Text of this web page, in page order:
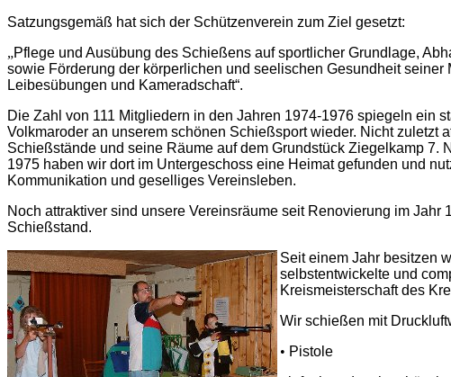
Satzungsgemäß hat sich der Schützenverein zum Ziel gesetzt:
„Pflege und Ausübung des Schießens auf sportlicher Grundlage,
sowie Förderung der körperlichen und seelischen Gesundheit
Leibesübungen und Kameradschaft“.
Die Zahl von 111 Mitgliedern in den Jahren 1974-1976 spiegeln ein
Volkmaroder an unserem schönen Schießsport wieder. Nicht zuletzt
Schießstände und seine Räume auf dem Grundstück Ziegelkamp 7.
1975 haben wir dort im Untergeschoss eine Heimat gefunden und
Kommunikation und geselliges Vereinsleben.
Noch attraktiver sind unsere Vereinsräume seit Renovierung im
Schießstand.
Seit einem Jahr besitzen
selbstentwickelte und
Kreismeisterschaft des
Wir schießen mit
• Pistole